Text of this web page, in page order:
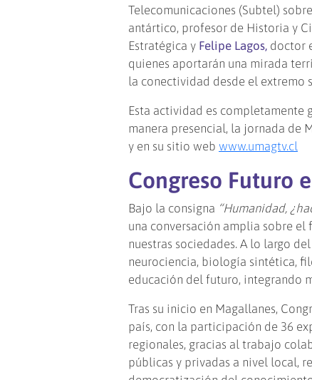
Telecomunicaciones (Subtel)
antártico, profesor de Historia y
Estratégica y Felipe Lagos, doctor
quienes aportarán una mirada
la conectividad desde el extremo
Esta actividad es completamente
manera presencial, la jornada de
y en su sitio webwww.umagtv.cl
Congreso Futuro
Bajo la consigna “Humanidad,
una conversación amplia sobre
nuestras sociedades. A lo largo
neurociencia, biología sintética,
educación del futuro, integrando
Tras su inicio en Magallanes,
país, con la participación de 36
regionales, gracias al trabajo
públicas y privadas a nivel local,